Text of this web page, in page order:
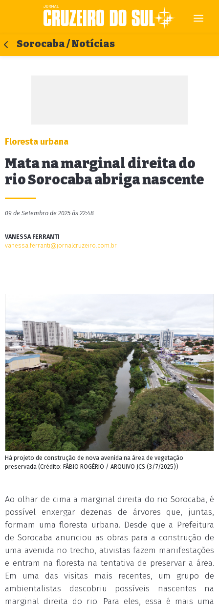
Sorocaba / Notícias
Floresta urbana
Mata na marginal direita do
rio Sorocaba abriga nascente
09 de Setembro de 2025 às 22:48
VANESSA FERRANTI
vanessa.ferranti@jornalcruzeiro.com.br
Há projeto de construção de nova avenida na área de vegetação
preservada (Crédito: FÁBIO ROGÉRIO / ARQUIVO JCS (3/7/2025))
Ao olhar de cima a marginal direita do rio Sorocaba, é
possível enxergar dezenas de árvores que, juntas,
formam uma floresta urbana. Desde que a Prefeitura
de Sorocaba anunciou as obras para a construção de
uma avenida no trecho, ativistas fazem manifestações
e entram na floresta na tentativa de preservar a área.
Em uma das visitas mais recentes, um grupo de
ambientalistas descobriu possíveis nascentes na
marginal direita do rio. Para eles, essa é mais uma